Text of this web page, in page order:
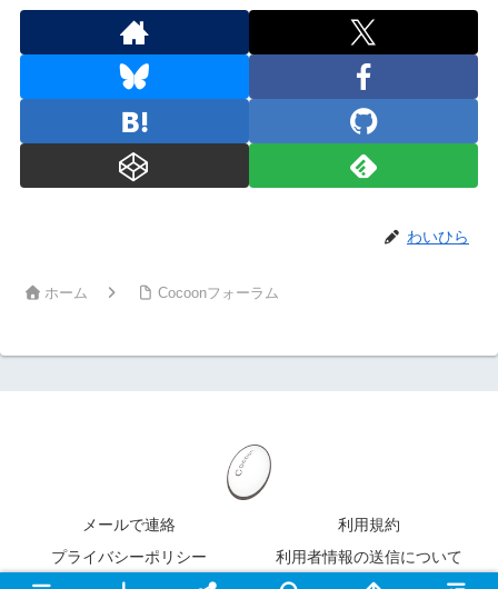
わいひら
ホーム Cocoonフォーラム
メールで連絡
利用規約
プライバシーポリシー
利用者情報の送信について